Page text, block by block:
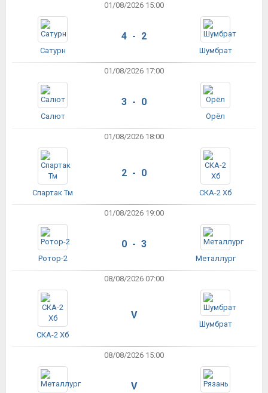
01/08/2026 15:00
Сатурн
4 - 2
Шумбрат
01/08/2026 17:00
Салют
3 - 0
Орёл
01/08/2026 18:00
Спартак Тм
2 - 0
СКА-2 Хб
01/08/2026 19:00
Ротор-2
0 - 3
Металлург
08/08/2026 07:00
СКА-2 Хб
V
Шумбрат
08/08/2026 15:00
V